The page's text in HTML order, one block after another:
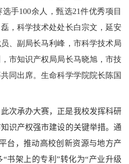
选手100余人，甄选21件优秀项目
，科学技术处处长白宗文，延安
、副局长马利峰，市科学技术局
市知识产权局局长马晓旭，市技
同出席。生命科学学院院长陈国
次承办大赛，正是我校发挥科研
识产权强市建设的关键举措。通
台，推动高校创新资源与地方产
书架上的专利”转化为“产业升级